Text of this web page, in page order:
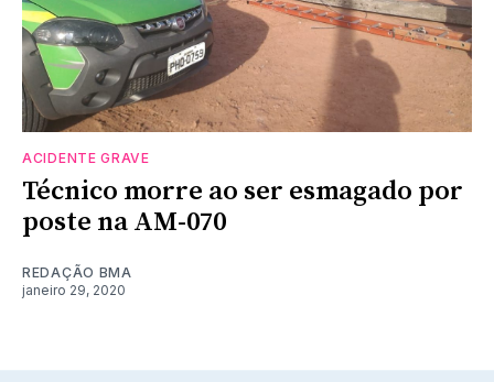
ACIDENTE GRAVE
Técnico morre ao ser esmagado por
poste na AM-070
REDAÇÃO BMA
janeiro 29, 2020